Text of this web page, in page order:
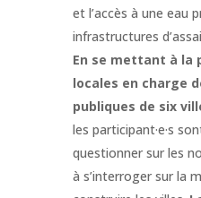
et l’accès à une eau
infrastructures
En se mettant à la
locales en charge
publiques de six
les participant·e·s
questionner sur les
à s’interroger sur la